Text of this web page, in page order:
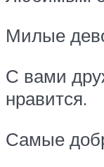
Милые
С вами
нравится.
Самые